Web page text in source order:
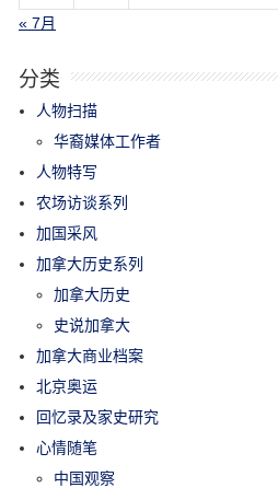
« 7月
分类
人物扫描
华裔媒体工作者
人物特写
农场访谈系列
加国采风
加拿大历史系列
加拿大历史
史说加拿大
加拿大商业档案
北京奥运
回忆录及家史研究
心情随笔
中国观察